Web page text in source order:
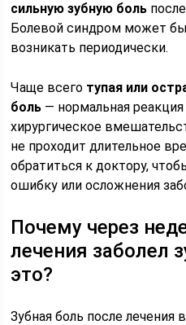
сильную зубную боль
Болевой синдром может
возникать периодически.
Чаще всего тупая или
боль — нормальная
хирургическое
не проходит длительное
обратиться к доктору,
ошибку или осложнения
Почему через
лечения заболел
это?
Зубная боль после лечения